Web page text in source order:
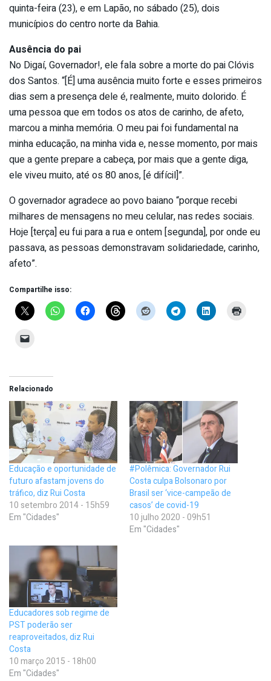
quinta-feira (23), e em Lapão, no sábado (25), dois
municípios do centro norte da Bahia.
Ausência do pai
No Digaí, Governador!, ele fala sobre a morte do pai Clóvis
dos Santos. “[É] uma ausência muito forte e esses primeiros
dias sem a presença dele é, realmente, muito dolorido. É
uma pessoa que em todos os atos de carinho, de afeto,
marcou a minha memória. O meu pai foi fundamental na
minha educação, na minha vida e, nesse momento, por mais
que a gente prepare a cabeça, por mais que a gente diga,
ele viveu muito, até os 80 anos, [é difícil]”.
O governador agradece ao povo baiano “porque recebi
milhares de mensagens no meu celular, nas redes sociais.
Hoje [terça] eu fui para a rua e ontem [segunda], por onde eu
passava, as pessoas demonstravam solidariedade, carinho,
afeto”.
Compartilhe isso:
Relacionado
Educação e oportunidade de
futuro afastam jovens do
tráfico, diz Rui Costa
10 setembro 2014 - 15h59
Em "Cidades"
#Polêmica: Governador Rui
Costa culpa Bolsonaro por
Brasil ser ‘vice-campeão de
casos’ de covid-19
10 julho 2020 - 09h51
Em "Cidades"
Educadores sob regime de
PST poderão ser
reaproveitados, diz Rui
Costa
10 março 2015 - 18h00
Em "Cidades"